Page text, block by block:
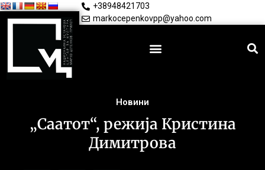
+38948421703
markocepenkovpp@yahoo.com
Новини
„Саатот“, режија Кристина
Димитрова